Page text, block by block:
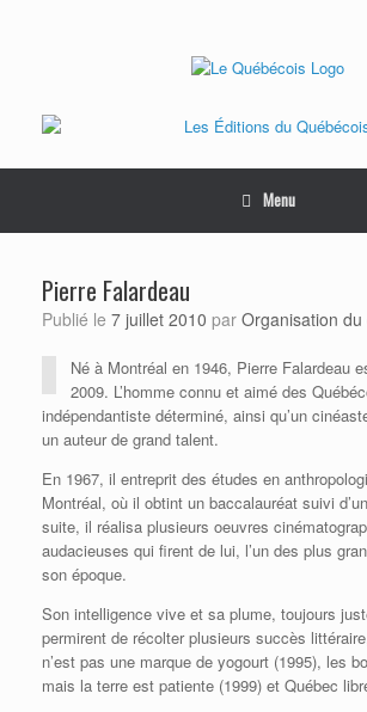
Menu
Pierre Falardeau
Publié le 7 juillet 2010 par Organisation
Né à Montréal en 1946, Pierre Falardeau
2009. L’homme connu et aimé des
indépendantiste déterminé, ainsi qu’un
un auteur de grand talent.
En 1967, il entreprit des études en
Montréal, où il obtint un baccalauréat suivi
suite, il réalisa plusieurs oeuvres
audacieuses qui firent de lui, l’un des plus
son époque.
Son intelligence vive et sa plume, toujours
permirent de récolter plusieurs succès
n’est pas une marque de yogourt (1995), les
mais la terre est patiente (1999) et Québec